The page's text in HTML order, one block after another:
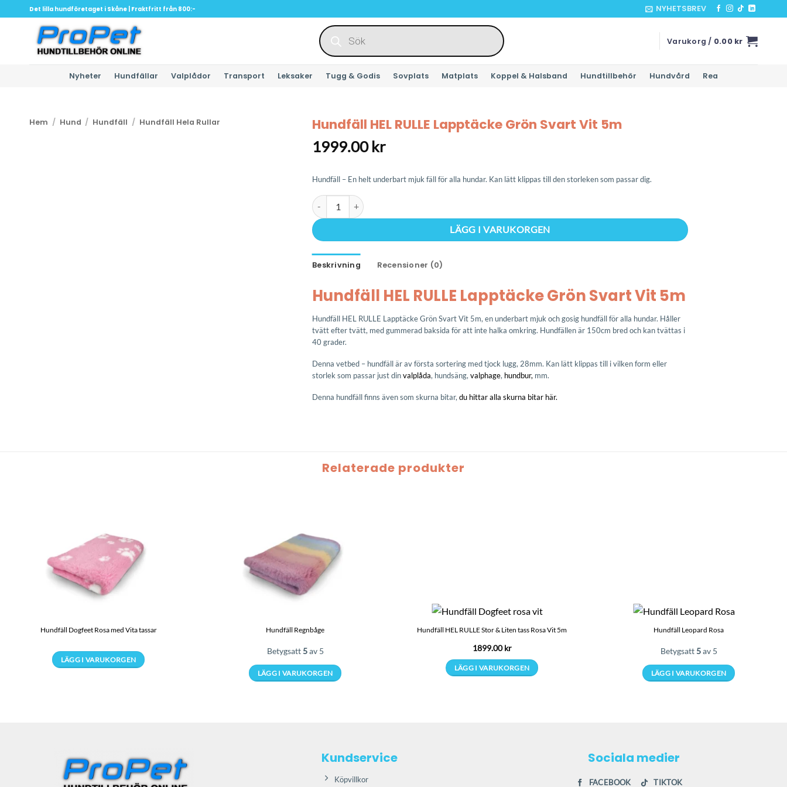
to
Det lilla hundföretaget i Skåne | Fraktfritt från 800:- NYHETSBREV
Produktsökning
Varukorg / 0.00 kr
Nyheter Hundfällar Valplådor Transport Leksaker Tugg & Godis Sovplats Matplats Koppel & Halsband Hundtillbehör Hundvård Rea
Hem / Hund / Hundfäll / Hundfäll Hela Rullar Hundfäll HEL RULLE Lapptäcke Grön Svart Vit 5m
1999.00 kr
Hundfäll – En helt underbart mjuk fäll för alla hundar. Kan lätt klippas till den storleken som passar dig.
Hundfäll HEL RULLE Lapptäcke Grön Svart Vit 5m mängd
LÄGG I VARUKORGEN
Beskrivning Recensioner (0)
Hundfäll HEL RULLE Lapptäcke Grön Svart Vit 5m
Hundfäll HEL RULLE Lapptäcke Grön Svart Vit 5m, en underbart mjuk och gosig hundfäll för alla hundar. Håller
tvätt efter tvätt, med gummerad baksida för att inte halka omkring. Hundfällen är 150cm bred och kan tvättas i
40 grader.
Denna vetbed – hundfäll är av första sortering med tjock lugg, 28mm. Kan lätt klippas till i vilken form eller
storlek som passar just dinvalplåda, hundsäng, valphage, hundbur, mm.
Denna hundfäll finns även som skurna bitar, du hittar alla skurna bitar här.
Relaterade produkter
Hundfäll Dogfeet Rosa med Vita tassar
LÄGG I VARUKORGEN
olika
alternativen
Hundfäll Regnbåge
Betygsatt5av 5
LÄGG I VARUKORGEN
varianter.
Hundfäll HEL RULLE Stor & Liten tass Rosa Vit 5m
1899.00kr
LÄGG I VARUKORGEN
Hundfäll Leopard Rosa
Betygsatt5av 5
LÄGG I VARUKORGEN
Kundservice
Köpvillkor
Sociala medier
FACEBOOK TIKTOK